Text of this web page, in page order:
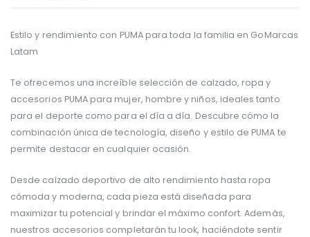
Estilo y rendimiento con PUMA para toda la familia en GoMarcas
Latam
Te ofrecemos una increíble selección de calzado, ropa y
accesorios PUMA para mujer, hombre y niños, ideales tanto
para el deporte como para el día a día. Descubre cómo la
combinación única de tecnología, diseño y estilo de PUMA te
permite destacar en cualquier ocasión.
Desde calzado deportivo de alto rendimiento hasta ropa
cómoda y moderna, cada pieza está diseñada para
maximizar tu potencial y brindar el máximo confort. Además,
nuestros accesorios completarán tu look, haciéndote sentir